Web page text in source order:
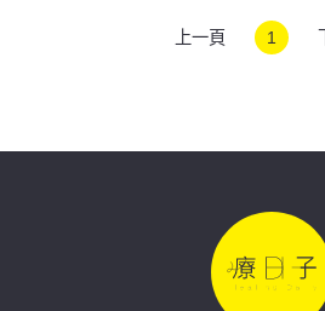
上一頁 1